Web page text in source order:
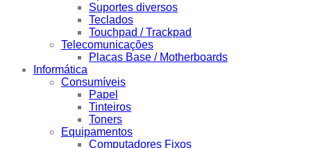
Suportes diversos
Teclados
Touchpad / Trackpad
Telecomunicações
Placas Base / Motherboards
Informática
Consumíveis
Papel
Tinteiros
Toners
Equipamentos
Computadores Fixos